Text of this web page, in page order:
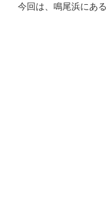
今回は、鳴尾浜にあ